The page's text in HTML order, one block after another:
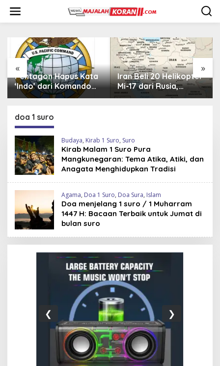
w
« »
Pentagon Hapus Kata
‘Indo’ dari Komando
Indo-Pasifik,
Iran Beli 20 Helikopter
Mi-17 dari Rusia,
Perkuat Armada Udara
doa 1 suro
Budaya, Kirab 1 Suro, Suro
Kirab Malam 1 Suro Pura
Mangkunegaran: Tema Atika, Atiki, dan
Anagata Menghidupkan Tradisi
Agama, Doa 1 Suro, Doa Sura, Islam
Doa menjelang 1 suro / 1 Muharram
1447 H: Bacaan Terbaik untuk Jumat di
bulan suro
❮ ❯